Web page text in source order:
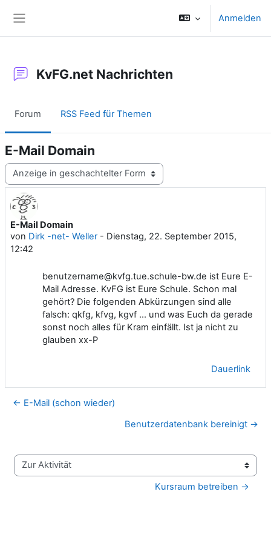
Anmelden
KvFG.net Nachrichten
Forum RSS Feed für Themen
E-Mail Domain
Anzeigemodus
E-Mail Domain
von Dirk -net- Weller- Dienstag, 22. September 2015,
12:42
Anzahl Antworten: 0
benutzername@kvfg.tue.schule-bw.de ist Eure E-
Mail Adresse. KvFG ist Eure Schule. Schon mal
gehört? Die folgenden Abkürzungen sind alle
falsch: qkfg, kfvg, kgvf ... und was Euch da gerade
sonst noch alles für Kram einfällt. Ist ja nicht zu
glauben xx-P
Dauerlink
← E-Mail (schon wieder)
Benutzerdatenbank bereinigt →
Zur Aktivität
Kursraum betreiben →